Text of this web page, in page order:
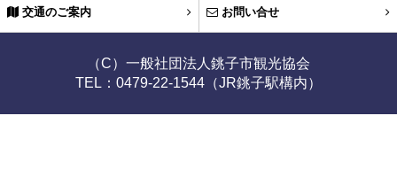
交通のご案内 お問い合せ
（C）一般社団法人銚子市観光協会
TEL：0479-22-1544（JR銚子駅構内）